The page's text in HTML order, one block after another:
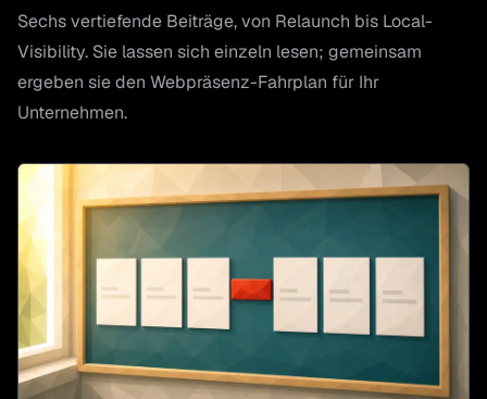
Sechs vertiefende Beiträge, von Relaunch bis Local-
Visibility. Sie lassen sich einzeln lesen; gemeinsam
ergeben sie den Webpräsenz-Fahrplan für Ihr
Unternehmen.